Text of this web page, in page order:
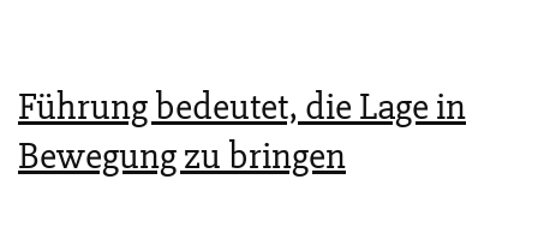
Führung bedeutet, die Lage in
Bewegung zu bringen